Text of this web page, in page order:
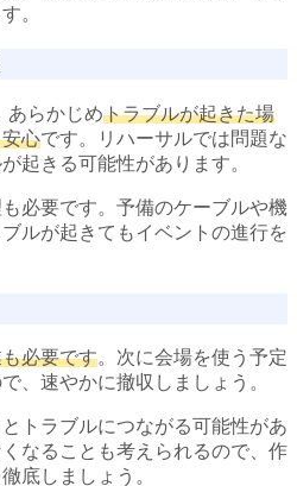
。
あらかじめトラブルが起きた場
心です。リハーサルでは問題な
起きる可能性があります。
必要です。予備のケーブルや機
ルが起きてもイベントの進行を
必要です。次に会場を使う予定
、速やかに撤収しましょう。
トラブルにつながる可能性があ
なることも考えられるので、作
底しましょう。